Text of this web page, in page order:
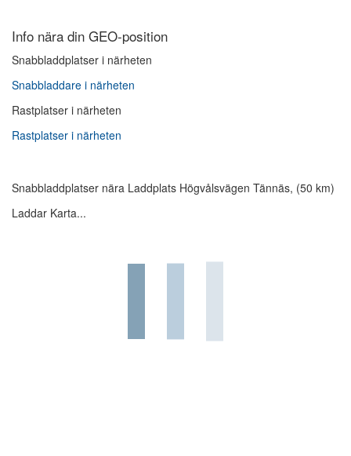
Info nära din GEO-position
Snabbladdplatser i närheten
Snabbladdare i närheten
Rastplatser i närheten
Rastplatser i närheten
Snabbladdplatser nära Laddplats Högvålsvägen Tännäs, (50 km)
Laddar Karta...